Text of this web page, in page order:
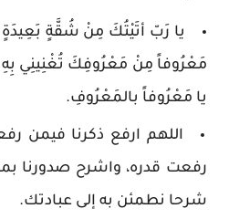
يا رَبّ أتَيْتُكَ مِنْ شُقَّةٍ
مَعْرُوفاً مِنْ مَعْرُوفِكَ تُغْنِينِي
يا مَعْرُوفاً بالمَعْرُوفِ.
اللهم ارفع ذكرنا فيمن
رفعت قدره، واشرح صدورنا
شرحا نطمئن به إلى عبادتك.